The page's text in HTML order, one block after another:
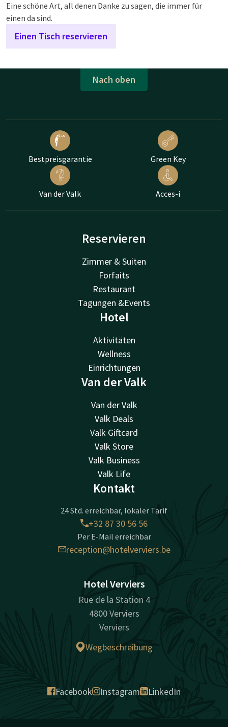
Eine schöne Art, all denen Danke zu sagen, die immer für
einen da sind.
Einen Tisch reservieren
Nach oben
Bestpreisgarantie Green Key
Van der Valk Acces-i
Reservieren
Zimmer & Suiten
Forfaits
Restaurant
Tagungen &Events
Hotel
Aktivitäten
Wellness
Einrichtungen
Van der Valk
Van der Valk
Valk Deals
Valk Giftcard
Valk Store
Valk Business
Valk Life
Kontakt
24 Std. erreichbar, lokaler Tarif
+32 87 30 56 56
Per E-Mail erreichbar
reception@hotelverviers.be
Hotel Verviers
Rue de la Station 4
4800 Verviers
Verviers
Wegbeschreibung
Facebook Instagram LinkedIn